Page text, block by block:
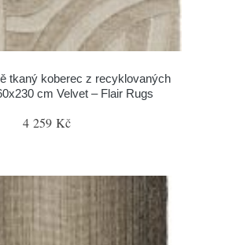
tkaný koberec z recyklovaných
cm Velvet – Flair Rugs
4 259 Kč